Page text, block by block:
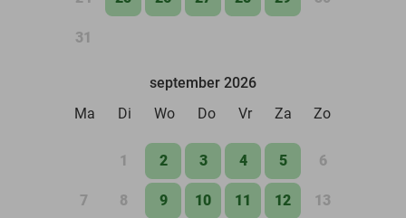
31
september 2026
Ma
Di Wo Do Vr Za Zo
1 2 3 4 5 6
7 8 9 10 11 12 13